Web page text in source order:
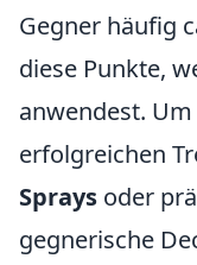
Gegner häufig
diese Punkte,
anwendest.
erfolgreichen
Sprays oder
gegnerische